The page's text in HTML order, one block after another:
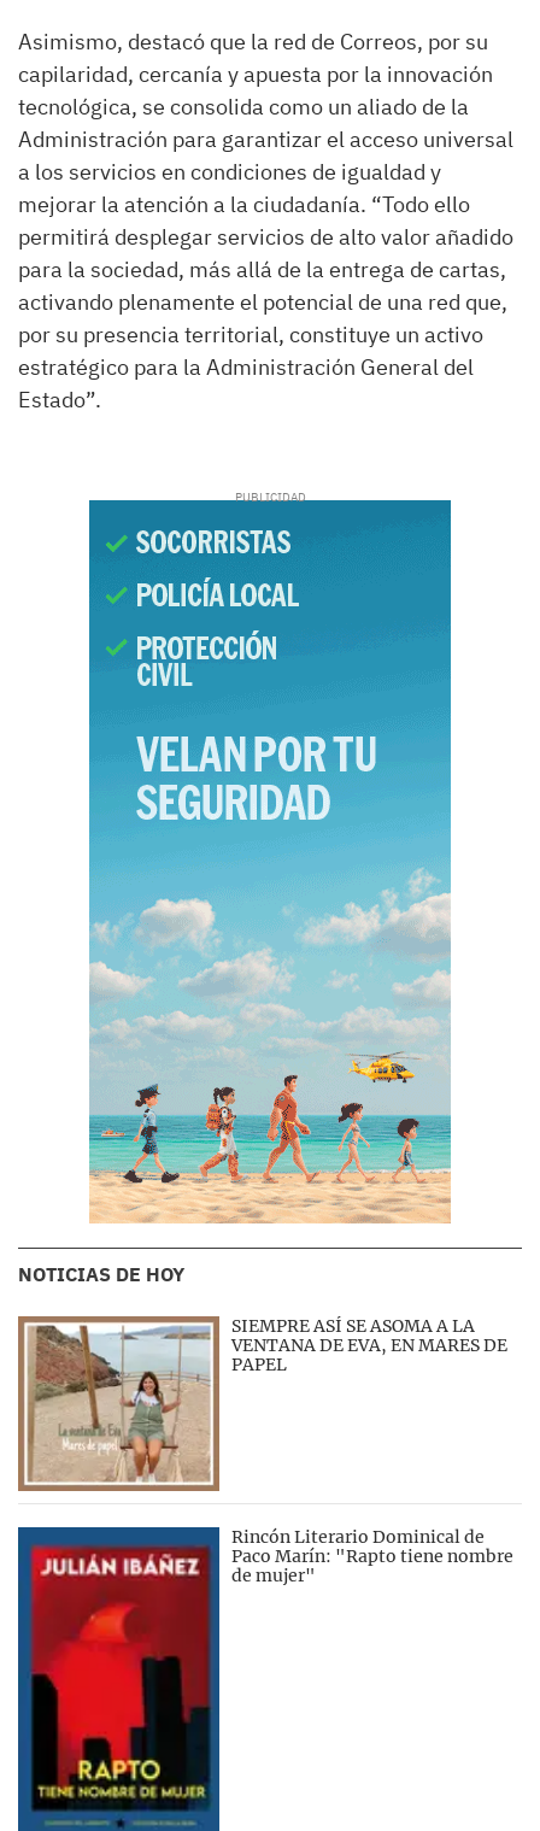
Asimismo, destacó que la red de Correos, por su
capilaridad, cercanía y apuesta por la innovación
tecnológica, se consolida como un aliado de la
Administración para garantizar el acceso universal
a los servicios en condiciones de igualdad y
mejorar la atención a la ciudadanía. “Todo ello
permitirá desplegar servicios de alto valor añadido
para la sociedad, más allá de la entrega de cartas,
activando plenamente el potencial de una red que,
por su presencia territorial, constituye un activo
estratégico para la Administración General del
Estado”.
NOTICIAS DE HOY
SIEMPRE ASÍ SE ASOMA A LA
VENTANA DE EVA, EN MARES DE
PAPEL
Rincón Literario Dominical de
Paco Marín: "Rapto tiene nombre
de mujer"